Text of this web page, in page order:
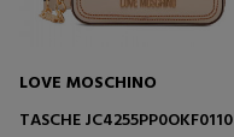
LOVE MOSCHINO
TASCHE JC4255PP0OKF0110